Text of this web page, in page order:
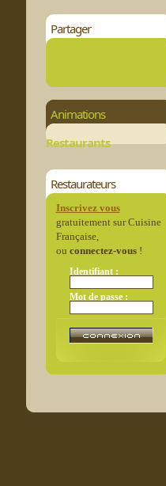
Partager
Animations
Restaurants
Restaurateurs
Inscrivez vous
gratuitement sur Cuisine
Française,
ou connectez-vous!
Identifiant :
Mot de passe :